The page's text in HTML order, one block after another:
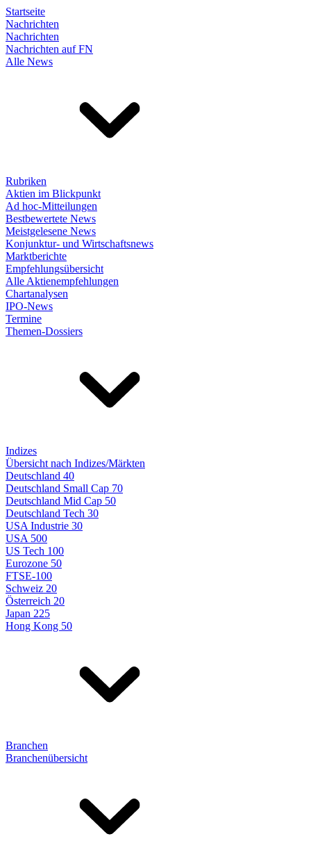
Startseite
Nachrichten
Nachrichten
Nachrichten auf FN
Alle News
Rubriken
Aktien im Blickpunkt
Ad hoc-Mitteilungen
Bestbewertete News
Meistgelesene News
Konjunktur- und Wirtschaftsnews
Marktberichte
Empfehlungsübersicht
Alle Aktienempfehlungen
Chartanalysen
IPO-News
Termine
Themen-Dossiers
Indizes
Übersicht nach Indizes/Märkten
Deutschland 40
Deutschland Small Cap 70
Deutschland Mid Cap 50
Deutschland Tech 30
USA Industrie 30
USA 500
US Tech 100
Eurozone 50
FTSE-100
Schweiz 20
Österreich 20
Japan 225
Hong Kong 50
Branchen
Branchenübersicht